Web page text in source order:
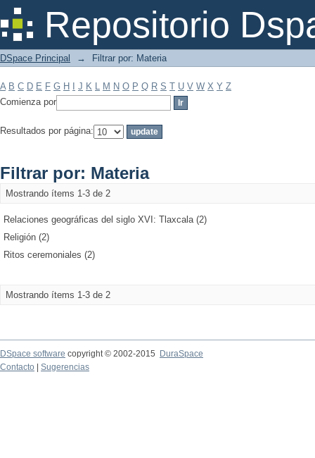
Repositorio
Filtrar por: Materia
DSpace Principal → Filtrar por: Materia
A B C D E F G H J K L M N O P Q R S T U V W X Y Z
Comienza por
Resultados por página:
Filtrar por: Materia
Mostrando ítems 1-3 de 2
Relaciones geográficas del siglo XVI: Tlaxcala (2)
Religión (2)
Ritos ceremoniales (2)
Mostrando ítems 1-3 de 2
DSpace software copyright © 2002-2015
DuraSpace
Contacto
Sugerencias